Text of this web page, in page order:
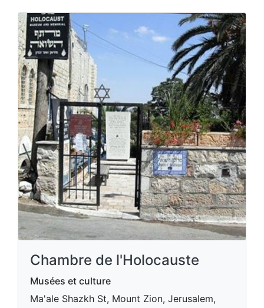
Chambre de l'Holocauste
Musées et culture
Ma'ale Shazkh St, Mount Zion, Jerusalem,